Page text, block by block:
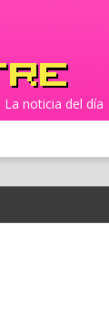
La noticia del día